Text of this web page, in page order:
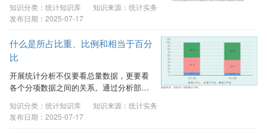
势变化灵敏度更高，在统计分析、趋势预
测等领域有着广泛应用。 一、环比折年率
标的增长速度按照对比基期不同，可以分
为同比增速和环比增速。同比增速的对比
基期是上年同期，环比增速的对比基期是
相邻的上一个时期。环比折年率的含义
是，如果按当月或者当季环比速度增长，
在未来一年中这一指标的增长趋势。
二、...
知识分类：统计知识库
知识来源：统计实务
发布日期：2025-07-17
什么是所占比重、比例和相当于百分
比
开展统计分析不仅要看总量数据，更要看
各个分项数据之间的关系。通过分析部分
究数据之间的协调性和平衡性，从而更好
更精准地分析数据。 一、所占比重的应用
知识分类：统计知识库
知识来源：统计实务
发布日期：2025-07-17